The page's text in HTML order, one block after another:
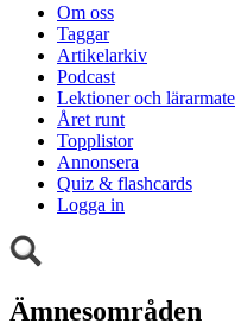
Om oss
Taggar
Artikelarkiv
Podcast
Lektioner och
Året runt
Topplistor
Annonsera
Quiz & flashcards
Logga in
Ämnesområden